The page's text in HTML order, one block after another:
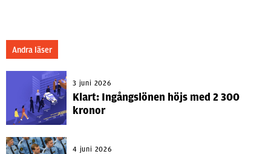
Andra läser
3 juni 2026
Klart: Ingångslönen höjs med 2 300
kronor
4 juni 2026